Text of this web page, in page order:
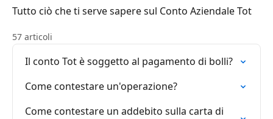
Tutto ciò che ti serve sapere sul Conto Aziendale Tot
57 articoli
Il conto Tot è soggetto al pagamento di bolli?
Come contestare un'operazione?
Come contestare un addebito sulla carta di